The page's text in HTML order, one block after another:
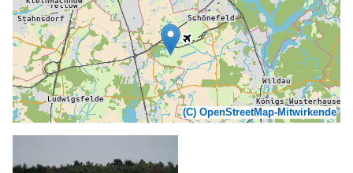
(C) OpenStreetMap-Mitwirkende